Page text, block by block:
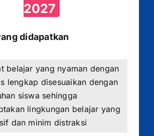
2027
didapatkan
belajar yang nyaman dengan
lengkap disesuaikan dengan
siswa sehingga
lingkungan belajar yang
dan minim distraksi